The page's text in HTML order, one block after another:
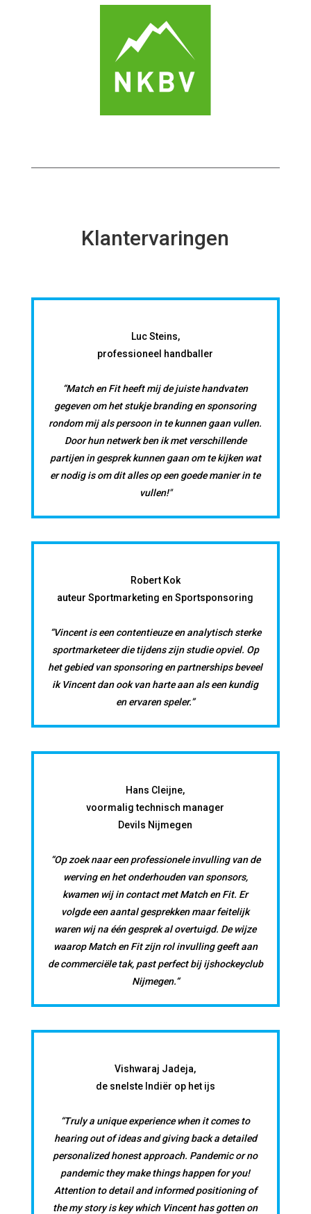
Klantervaringen
Luc Steins,
professioneel handballer
“Match en Fit heeft mij de juiste handvaten
gegeven om het stukje branding en sponsoring
rondom mij als persoon in te kunnen gaan vullen.
Door hun netwerk ben ik met verschillende
partijen in gesprek kunnen gaan om te kijken wat
er nodig is om dit alles op een goede manier in te
vullen!"
Robert Kok
auteur Sportmarketing en Sportsponsoring
“Vincent is een contentieuze en analytisch sterke
sportmarketeer die tijdens zijn studie opviel. Op
het gebied van sponsoring en partnerships beveel
ik Vincent dan ook van harte aan als een kundig
en ervaren speler.”
Hans Cleijne,
voormalig technisch manager
Devils Nijmegen
“Op zoek naar een professionele invulling van de
werving en het onderhouden van sponsors,
kwamen wij in contact met Match en Fit. Er
volgde een aantal gesprekken maar feitelijk
waren wij na één gesprek al overtuigd. De wijze
waarop Match en Fit zijn rol invulling geeft aan
de commerciële tak, past perfect bij ijshockeyclub
Nijmegen.“
Vishwaraj Jadeja,
de snelste Indiër op het ijs
“Truly a unique experience when it comes to
hearing out of ideas and giving back a detailed
personalized honest approach. Pandemic or no
pandemic they make things happen for you!
Attention to detail and informed positioning of
the my story is key which Vincent has gotten on